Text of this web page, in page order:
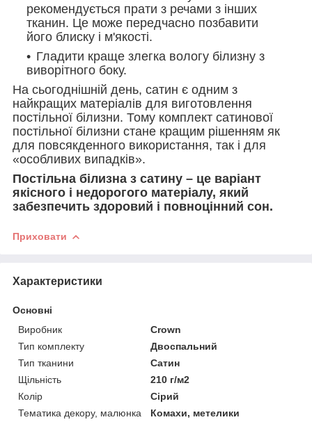
рекомендується прати з речами з інших
тканин. Це може передчасно позбавити
його блиску і м'якості.
Гладити краще злегка вологу білизну з
виворітного боку.
На сьогоднішній день, сатин є одним з
найкращих матеріалів для виготовлення
постільної білизни. Тому комплект сатинової
постільної білизни стане кращим рішенням як
для повсякденного використання, так і для
«особливих випадків».
Постільна білизна з сатину – це варіант
якісного і недорогого матеріалу, який
забезпечить здоровий і повноцінний сон.
Приховати
Характеристики
Основні
Виробник
Crown
Тип комплекту
Двоспальний
Тип тканини
Сатин
Щільність
210 г/м2
Колір
Сірий
Тематика декору, малюнка
Комахи, метелики